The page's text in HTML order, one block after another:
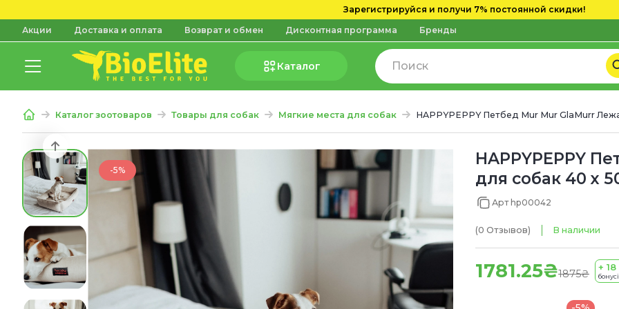
Зарегистрируйся и получи 7% постоянной скидки!
Акции Доставка и оплата Возврат и обмен Дисконтная программа Бренды
Каталог
Каталог зоотоваров Товары для собак Мягкие места для собак HAPPYPEPPY Петбед Mur Mur GlaMurr
-5%
HAPPYPEPPY
для собак 40 х
Арт hp00042
(0 Отзывов) В наличии
1781.25₴1875₴
+ 18